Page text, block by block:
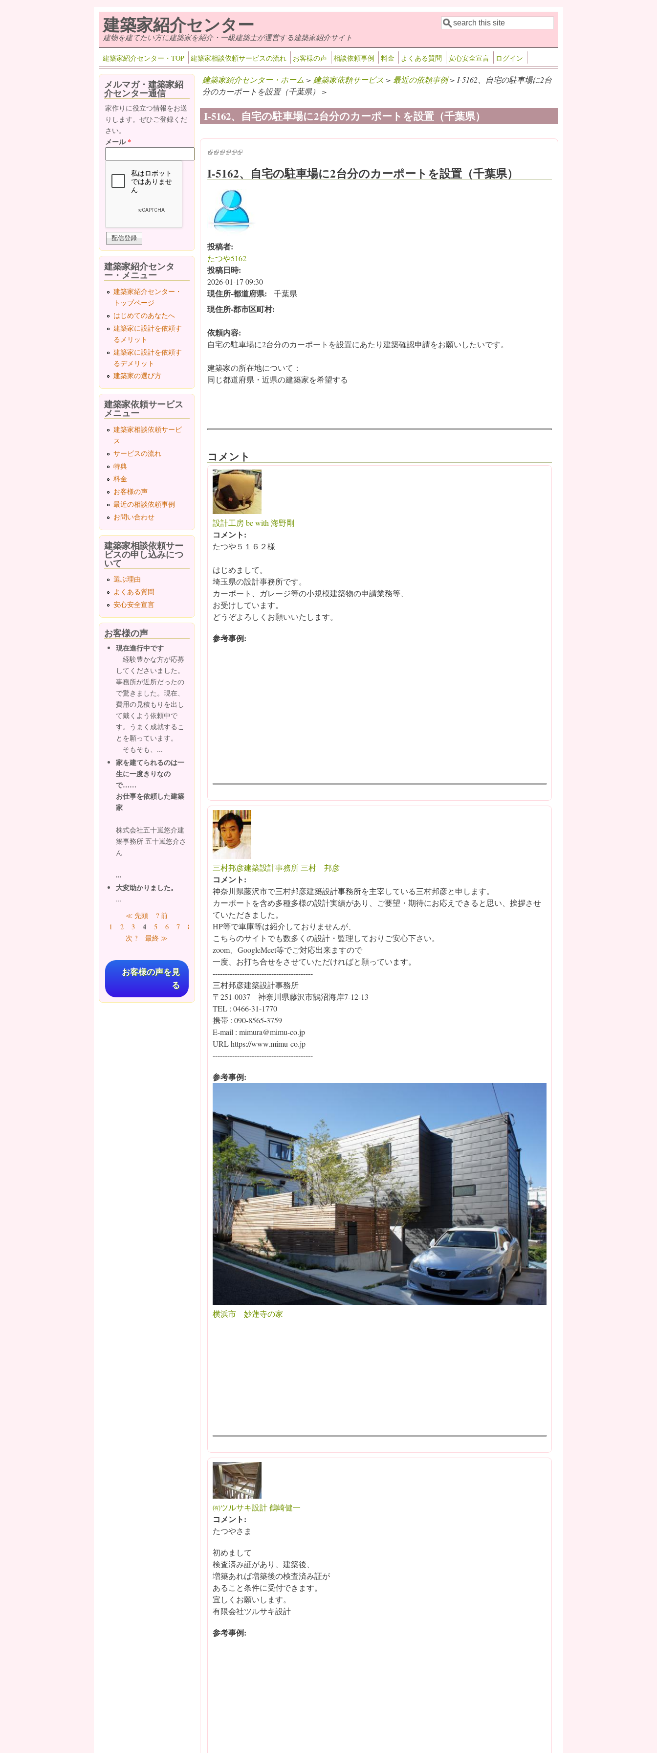
建築家紹介センター
建物を建てたい方に建築家を紹介・一級建築士が運営する建築家紹介サイト 検索フォーム
検索
建築家紹介センター・TOP 建築家相談依頼サービスの流れ お客様の声 相談依頼事例 料金 よくある質問 安心安全宣言 ログイン
建築家紹介センター・ホーム > 建築家依頼サービス > 最近の依頼事例> I-5162、自宅の駐車場に2台
分のカーポートを設置（千葉県） >
I-5162、自宅の駐車場に2台分のカーポートを設置（千葉県）
(link is external)
(link is external)
(link is external)
(link is external)
(link is external)
(link is external)
I-5162、自宅の駐車場に2台分のカーポートを設置（千葉県）
投稿者:
たつや5162
投稿日時:
2026-01-17 09:30
現住所‐都道府県: 千葉県
現住所‐郡市区町村:
依頼内容:
自宅の駐車場に2台分のカーポートを設置にあたり建築確認申請をお願いしたいです。
建築家の所在地について：
同じ都道府県・近県の建築家を希望する
コメント
設計工房 be with 海野剛
コメント:
たつや５１６２様
はじめまして。
埼玉県の設計事務所です。
カーポート、ガレージ等の小規模建築物の申請業務等、
お受けしています。
どうぞよろしくお願いいたします。
参考事例:
三村邦彦建築設計事務所 三村 邦彦
コメント:
神奈川県藤沢市で三村邦彦建築設計事務所を主宰している三村邦彦と申します。
カーポートを含め多種多様の設計実績があり、ご要望・期待にお応えできると思い、挨拶させ
ていただきました。
HP等で車庫等は紹介しておりませんが、
こちらのサイトでも数多くの設計・監理しておりご安心下さい。
zoom、GoogleMeet等でご対応出来ますので
一度、お打ち合せをさせていただければと願っています。
-----------------------------------------
三村邦彦建築設計事務所
〒251-0037 神奈川県藤沢市鵠沼海岸7-12-13
TEL : 0466-31-1770
携帯 : 090-8565-3759
E-mail : mimura@mimu-co.jp
URL https://www.mimu-co.jp
-----------------------------------------
参考事例:
横浜市 妙蓮寺の家
㈲ツルサキ設計 鶴崎健一
コメント:
たつやさま
初めまして
検査済み証があり、建築後、
増築あれば増築後の検査済み証が
あること条件に受付できます。
宜しくお願いします。
有限会社ツルサキ設計
参考事例:
メルマガ・建築家紹
介センター通信
家作りに役立つ情報をお送
りします。ぜひご登録くだ
さい。
メール*
建築家紹介センタ
ー・メニュー
建築家紹介センター・
トップページ
はじめてのあなたへ
建築家に設計を依頼す
るメリット
建築家に設計を依頼す
るデメリット
建築家の選び方
建築家依頼サービス
メニュー
建築家相談依頼サービ
ス
サービスの流れ
特典
料金
お客様の声
最近の相談依頼事例
お問い合わせ
建築家相談依頼サー
ビスの申し込みにつ
いて
選ぶ理由
よくある質問
安心安全宣言
お客様の声
現在進行中です
経験豊かな方が応募
してくださいました。
事務所が近所だったの
で驚きました。現在、
費用の見積もりを出し
て戴くよう依頼中で
す。うまく成就するこ
とを願っています。
そもそも、...
家を建てられるのは一
生に一度きりなの
で……
お仕事を依頼した建築
家
株式会社五十嵐悠介建
築事務所 五十嵐悠介さ
ん
...
大変助かりました。
...
ページ≪ 先頭
? 前
1
2 3 4 5 6 7 8
…
次 ?
最終 ≫
お客様の声を見
る